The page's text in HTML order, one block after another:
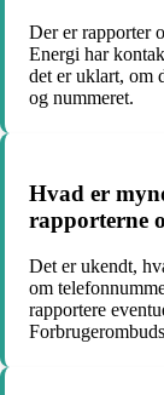
Der er rapporter
Energi har
det er uklart, om
og nummeret.
Hvad er
rapporterne
Det er ukendt,
om
rapportere